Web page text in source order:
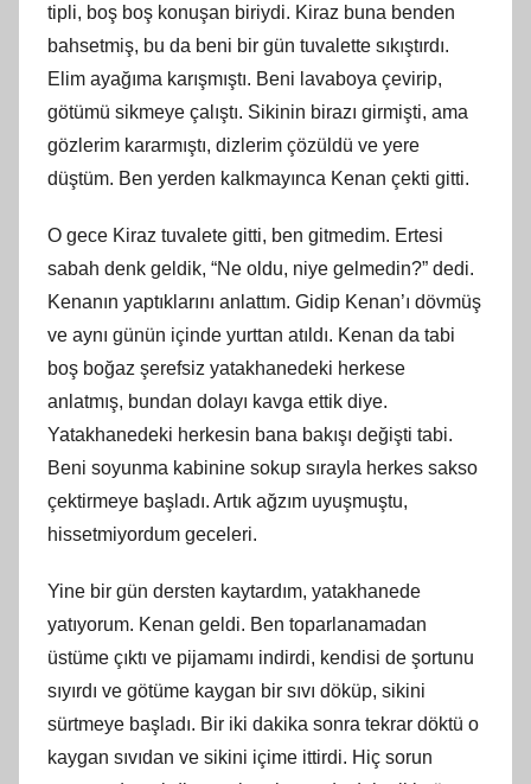
tipli, boş boş konuşan biriydi. Kiraz buna benden
bahsetmiş, bu da beni bir gün tuvalette sıkıştırdı.
Elim ayağıma karışmıştı. Beni lavaboya çevirip,
götümü sikmeye çalıştı. Sikinin birazı girmişti, ama
gözlerim kararmıştı, dizlerim çözüldü ve yere
düştüm. Ben yerden kalkmayınca Kenan çekti gitti.
O gece Kiraz tuvalete gitti, ben gitmedim. Ertesi
sabah denk geldik, “Ne oldu, niye gelmedin?” dedi.
Kenanın yaptıklarını anlattım. Gidip Kenan’ı dövmüş
ve aynı günün içinde yurttan atıldı. Kenan da tabi
boş boğaz şerefsiz yatakhanedeki herkese
anlatmış, bundan dolayı kavga ettik diye.
Yatakhanedeki herkesin bana bakışı değişti tabi.
Beni soyunma kabinine sokup sırayla herkes sakso
çektirmeye başladı. Artık ağzım uyuşmuştu,
hissetmiyordum geceleri.
Yine bir gün dersten kaytardım, yatakhanede
yatıyorum. Kenan geldi. Ben toparlanamadan
üstüme çıktı ve pijamamı indirdi, kendisi de şortunu
sıyırdı ve götüme kaygan bir sıvı döküp, sikini
sürtmeye başladı. Bir iki dakika sonra tekrar döktü o
kaygan sıvıdan ve sikini içime ittirdi. Hiç sorun